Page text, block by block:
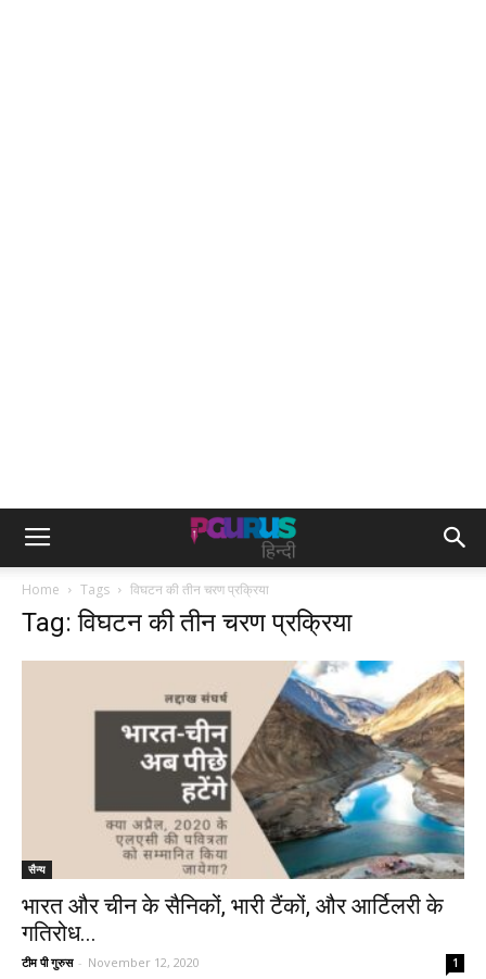
Home Tags विघटन की तीन चरण प्रक्रिया
Tag: विघटन की तीन चरण प्रक्रिया
सैन्य
भारत और चीन के सैनिकों, भारी टैंकों, और आर्टिलरी के
गतिरोध...
टीम पी गुरुस - November 12, 2020 1